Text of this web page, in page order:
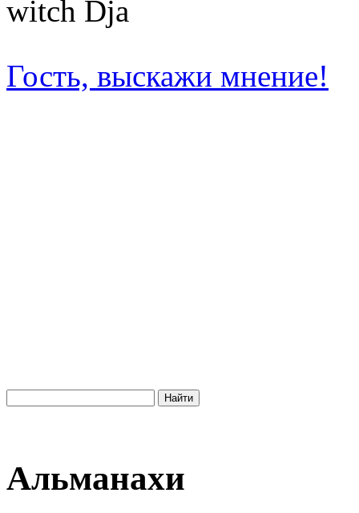
witch Dja
Гость, выскажи мнение!
Альманахи